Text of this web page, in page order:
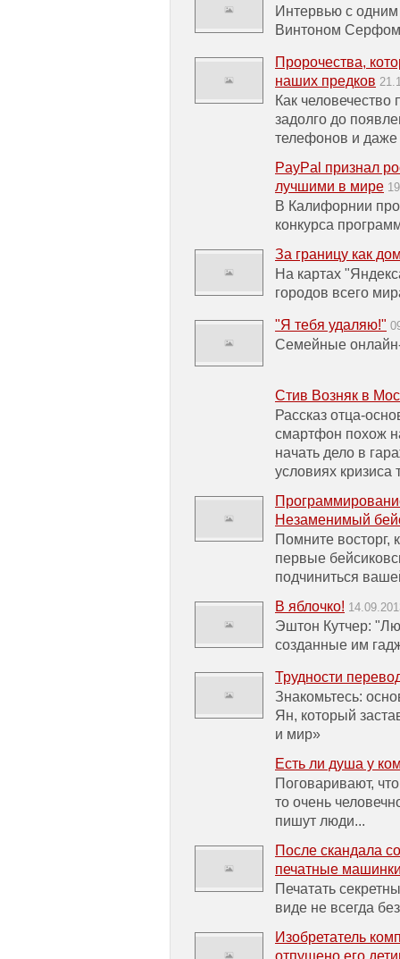
Интервью с одним
Винтоном Серфом
Пророчества,
наших предков
Как человечество
задолго до
телефонов и даже
PayPal признал
лучшими в мире
В Калифорнии
конкурса
За границу как
На картах
городов всего
"Я тебя удаляю!"
Семейные
Стив Возняк в
Рассказ отца-
смартфон похож
начать дело в
условиях кризиса
Незаменимый
Помните восторг,
первые
подчиниться
В яблочко!
Эштон Кутчер:
созданные им
Трудности
Знакомьтесь:
Ян, который
и мир»
Есть ли душа у
Поговаривают,
то очень
пишут люди...
После скандала
печатные
Печатать
виде не всегда
Изобретатель
отпущено его